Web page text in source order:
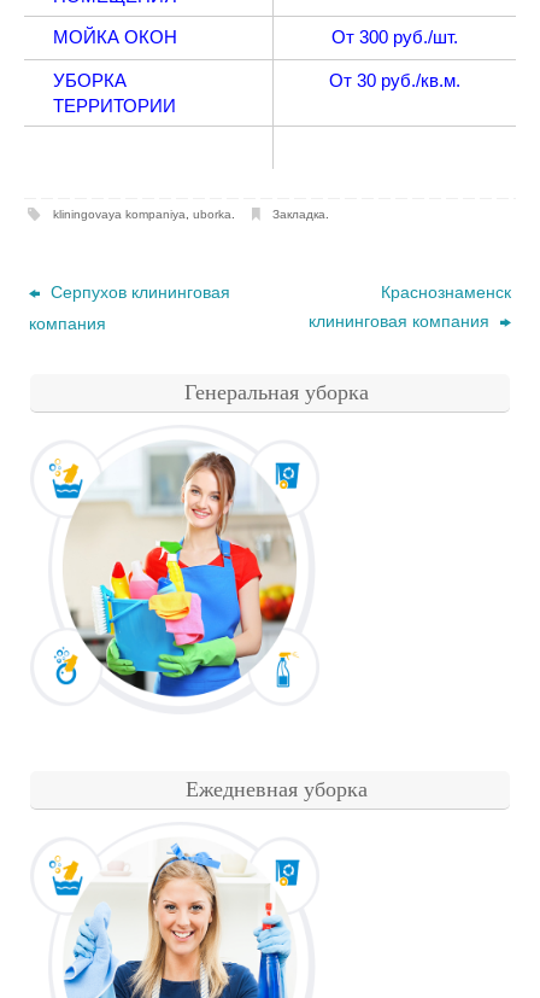
МОЙКА ОКОН
От 300 руб./шт.
УБОРКА
ТЕРРИТОРИИ
От 30 руб./кв.м.
kliningovaya kompaniya ,uborka Закладка
Серпухов клининговая
компания
Краснознаменск
клининговая компания
Генеральная уборка
Ежедневная уборка